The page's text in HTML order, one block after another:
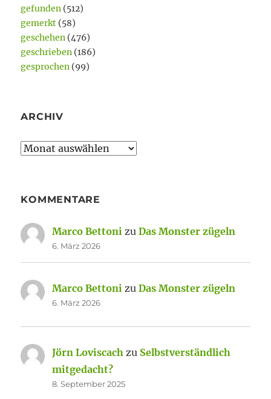
gefunden (512)
gemerkt (58)
geschehen (476)
geschrieben (186)
gesprochen (99)
ARCHIV
Archiv
KOMMENTARE
Marco Bettoni zuDas Monster zügeln
6. März 2026
Marco Bettoni zuDas Monster zügeln
6. März 2026
Jörn Loviscach zu Selbstverständlich
mitgedacht?
8. September 2025